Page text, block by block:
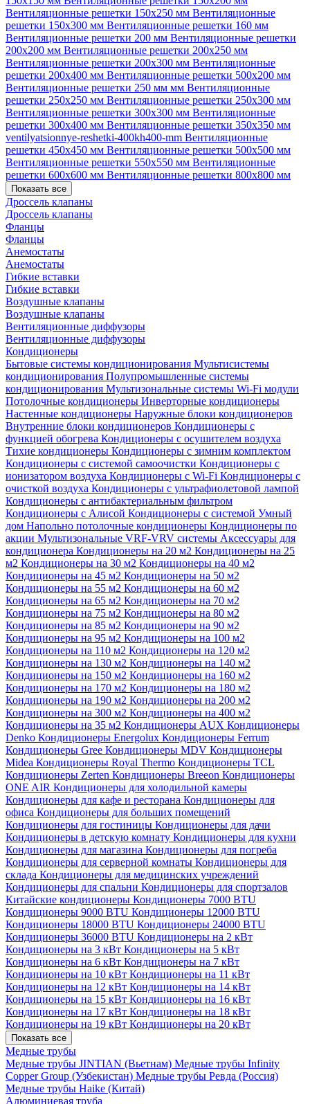
Вентиляционные решетки 150х250 мм Вентиляционные
решетки 150х300 мм Вентиляционные решетки 160 мм
Вентиляционные решетки 200 мм Вентиляционные решетки
200х200 мм Вентиляционные решетки 200х250 мм
Вентиляционные решетки 200х300 мм Вентиляционные
решетки 200х400 мм Вентиляционные решетки 500х200 мм
Вентиляционные решетки 250 мм мм Вентиляционные
решетки 250х250 мм Вентиляционные решетки 250х300 мм
Вентиляционные решетки 300х300 мм Вентиляционные
решетки 300х400 мм Вентиляционные решетки 350х350 мм
ventilyatsionnye-reshetki-400kh400-mm Вентиляционные
решетки 450х450 мм Вентиляционные решетки 500х500 мм
Вентиляционные решетки 550х550 мм Вентиляционные
решетки 600х600 мм Вентиляционные решетки 800х800 мм
Показать все
Дроссель клапаны
Дроссель клапаны
Фланцы
Фланцы
Анемостаты
Анемостаты
Гибкие вставки
Гибкие вставки
Воздушные клапаны
Воздушные клапаны
Вентиляционные диффузоры
Вентиляционные диффузоры
Кондиционеры
Бытовые системы кондиционирования Мультисистемы
кондиционирования Полупромышленные системы
кондиционирования Мультизональные системы Wi-Fi модули
Потолочные кондиционеры Инверторные кондиционеры
Настенные кондиционеры Наружные блоки кондиционеров
Внутренние блоки кондиционеров Кондиционеры с
функцией обогрева Кондиционеры с осушителем воздуха
Тихие кондиционеры Кондиционеры с зимним комплектом
Кондиционеры с системой самоочистки Кондиционеры с
ионизатором воздуха Кондиционеры с Wi-Fi Кондиционеры с
очисткой воздуха Кондиционеры с ультрафиолетовой лампой
Кондиционеры с антибактериальным фильтром
Кондиционеры с Алисой Кондиционеры с системой Умный
дом Напольно потолочные кондиционеры Кондиционеры по
акции Мультизональные VRF-VRV системы Аксессуары для
кондиционера Кондиционеры на 20 м2 Кондиционеры на 25
м2 Кондиционеры на 30 м2 Кондиционеры на 40 м2
Кондиционеры на 45 м2 Кондиционеры на 50 м2
Кондиционеры на 55 м2 Кондиционеры на 60 м2
Кондиционеры на 65 м2 Кондиционеры на 70 м2
Кондиционеры на 75 м2 Кондиционеры на 80 м2
Кондиционеры на 85 м2 Кондиционеры на 90 м2
Кондиционеры на 95 м2 Кондиционеры на 100 м2
Кондиционеры на 110 м2 Кондиционеры на 120 м2
Кондиционеры на 130 м2 Кондиционеры на 140 м2
Кондиционеры на 150 м2 Кондиционеры на 160 м2
Кондиционеры на 170 м2 Кондиционеры на 180 м2
Кондиционеры на 190 м2 Кондиционеры на 200 м2
Кондиционеры на 300 м2 Кондиционеры на 400 м2
Кондиционеры на 35 м2 Кондиционеры AUX Кондиционеры
Denko Кондиционеры Energolux Кондиционеры Ferrum
Кондиционеры Gree Кондиционеры MDV Кондиционеры
Midea Кондиционеры Royal Thermo Кондиционеры TCL
Кондиционеры Zerten Кондиционеры Breeon Кондиционеры
ONE AIR Кондиционеры для холодильной камеры
Кондиционеры для кафе и ресторана Кондиционеры для
офиса Кондиционеры для больших помещений
Кондиционеры для гостиницы Кондиционеры для дачи
Кондиционеры в детскую комнату Кондиционеры для кухни
Кондиционеры для магазина Кондиционеры для погреба
Кондиционеры для серверной комнаты Кондиционеры для
склада Кондиционеры для медицинских учреждений
Кондиционеры для спальни Кондиционеры для спортзалов
Китайские кондиционеры Кондиционеры 7000 BTU
Кондиционеры 9000 BTU Кондиционеры 12000 BTU
Кондиционеры 18000 BTU Кондиционеры 24000 BTU
Кондиционеры 36000 BTU Кондиционеры на 2 кВт
Кондиционеры на 3 кВт Кондиционеры на 5 кВт
Кондиционеры на 6 кВт Кондиционеры на 7 кВт
Кондиционеры на 10 кВт Кондиционеры на 11 кВт
Кондиционеры на 12 кВт Кондиционеры на 14 кВт
Кондиционеры на 15 кВт Кондиционеры на 16 кВт
Кондиционеры на 17 кВт Кондиционеры на 18 кВт
Кондиционеры на 19 кВт Кондиционеры на 20 кВт
Показать все
Медные трубы
Медные трубы JINTIAN (Вьетнам) Медные трубы Infinity
Copper Group (Узбекистан) Медные трубы Ревда (Россия)
Медные трубы Haike (Китай)
Алюминиевая труба